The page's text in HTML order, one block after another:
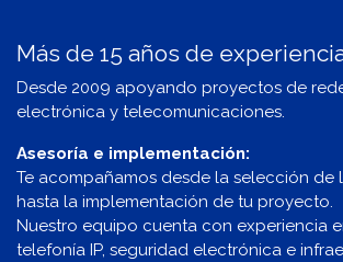
Más de 15 años de
Desde 2009 apoyando proyectos de
electrónica y telecomunicaciones.
Asesoría e implementación:
Te acompañamos desde la selección de
hasta la implementación de tu proyecto.
Nuestro equipo cuenta con experiencia
telefonía IP, seguridad electrónica e